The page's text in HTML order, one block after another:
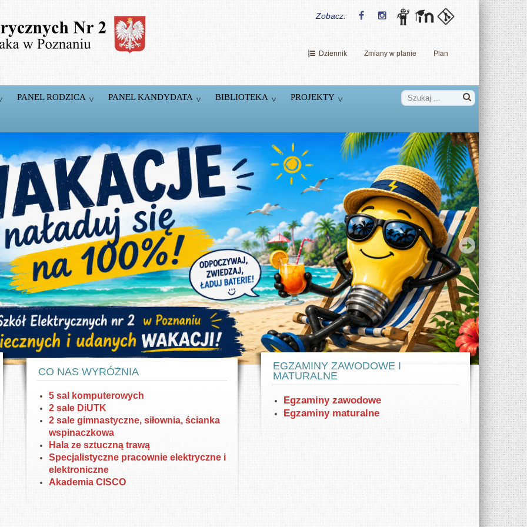
Dziennik Zmiany w planie Plan
Zobacz:
PANEL RODZICA PANEL KANDYDATA BIBLIOTEKA PROJEKTY
5 Pracowni
komputerowych
Pracownie wyposażone w markowy sprzęt firm
HP oraz DELL. W pracowniach DiUTK drukarki
3D.
Dzień Nowych Technologii
w ZSE
Pokaz samochodów elektrycznych Tesla model
X i S. Zaprezentowano też VW eGolf.
Nowoczesny sprzęt
Dysponujemy nowoczesnym sprzętem w
pracowniach elektrycznych i elektronicznych
CO NAS WYRÓŻNIA
5 sal komputerowych
2 sale DiUTK
2 sale gimnastyczne, siłownia, ścianka
wspinaczkowa
Hala ze sztuczną trawą
Specjalistyczne pracownie elektryczne i
elektroniczne
Akademia CISCO
EGZAMINY ZAWODOWE I
MATURALNE
Egzaminy zawodowe
Egzaminy maturalne